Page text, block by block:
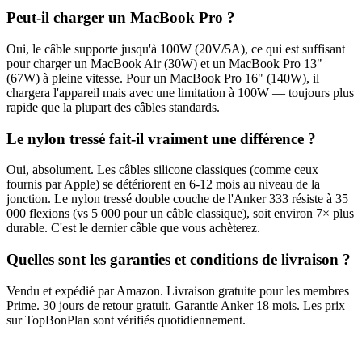
Peut-il charger un MacBook Pro ?
Oui, le câble supporte jusqu'à 100W (20V/5A), ce qui est suffisant
pour charger un MacBook Air (30W) et un MacBook Pro 13"
(67W) à pleine vitesse. Pour un MacBook Pro 16" (140W), il
chargera l'appareil mais avec une limitation à 100W — toujours plus
rapide que la plupart des câbles standards.
Le nylon tressé fait-il vraiment une différence ?
Oui, absolument. Les câbles silicone classiques (comme ceux
fournis par Apple) se détériorent en 6-12 mois au niveau de la
jonction. Le nylon tressé double couche de l'Anker 333 résiste à 35
000 flexions (vs 5 000 pour un câble classique), soit environ 7× plus
durable. C'est le dernier câble que vous achèterez.
Quelles sont les garanties et conditions de livraison ?
Vendu et expédié par Amazon. Livraison gratuite pour les membres
Prime. 30 jours de retour gratuit. Garantie Anker 18 mois. Les prix
sur TopBonPlan sont vérifiés quotidiennement.